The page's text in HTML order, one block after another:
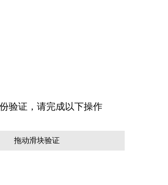
拖动滑块验证